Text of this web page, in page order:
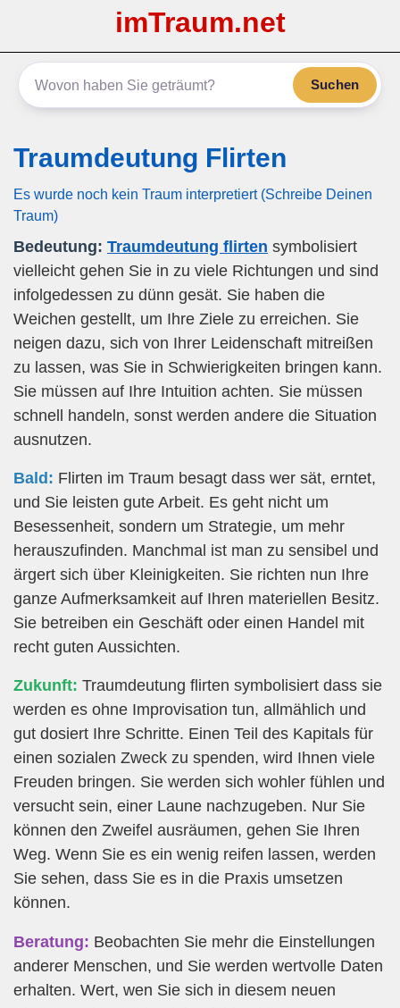
imTraum.net
Suchen
Traumdeutung Flirten
Es wurde noch kein Traum interpretiert (Schreibe Deinen
Traum)
Bedeutung: Traumdeutung flirten symbolisiert
vielleicht gehen Sie in zu viele Richtungen und sind
infolgedessen zu dünn gesät. Sie haben die
Weichen gestellt, um Ihre Ziele zu erreichen. Sie
neigen dazu, sich von Ihrer Leidenschaft mitreißen
zu lassen, was Sie in Schwierigkeiten bringen kann.
Sie müssen auf Ihre Intuition achten. Sie müssen
schnell handeln, sonst werden andere die Situation
ausnutzen.
Bald: Flirten im Traum besagt dass wer sät, erntet,
und Sie leisten gute Arbeit. Es geht nicht um
Besessenheit, sondern um Strategie, um mehr
herauszufinden. Manchmal ist man zu sensibel und
ärgert sich über Kleinigkeiten. Sie richten nun Ihre
ganze Aufmerksamkeit auf Ihren materiellen Besitz.
Sie betreiben ein Geschäft oder einen Handel mit
recht guten Aussichten.
Zukunft: Traumdeutung flirten symbolisiert dass sie
werden es ohne Improvisation tun, allmählich und
gut dosiert Ihre Schritte. Einen Teil des Kapitals für
einen sozialen Zweck zu spenden, wird Ihnen viele
Freuden bringen. Sie werden sich wohler fühlen und
versucht sein, einer Laune nachzugeben. Nur Sie
können den Zweifel ausräumen, gehen Sie Ihren
Weg. Wenn Sie es ein wenig reifen lassen, werden
Sie sehen, dass Sie es in die Praxis umsetzen
können.
Beratung: Beobachten Sie mehr die Einstellungen
anderer Menschen, und Sie werden wertvolle Daten
erhalten. Wert, wen Sie sich in diesem neuen